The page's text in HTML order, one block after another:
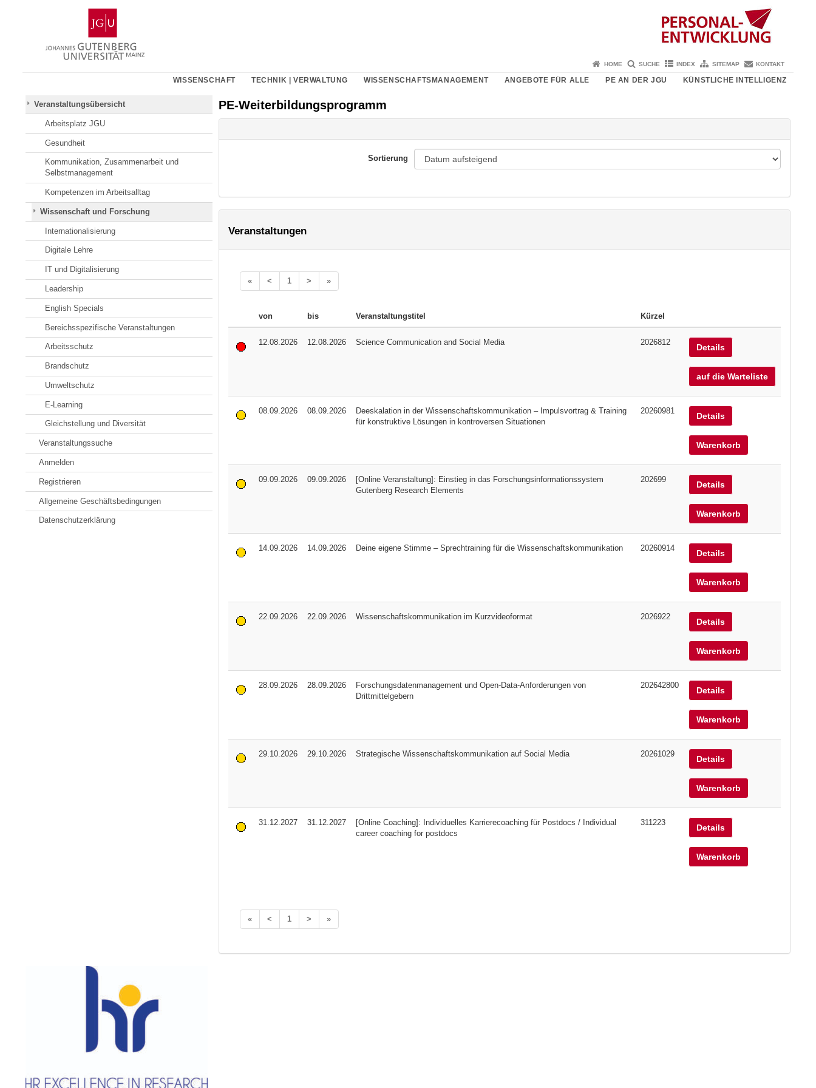
Gutenberg-
Universität
Mainz
HOME SUCHE INDEX SITEMAP KONTAKT
WISSENSCHAFT TECHNIK | VERWALTUNG WISSENSCHAFTSMANAGEMENT ANGEBOTE FÜR ALLE PE AN DER JGU KÜNSTLICHE INTELLIGENZ
Veranstaltungsübersicht
Arbeitsplatz JGU
Gesundheit
Kommunikation, Zusammenarbeit und
Selbstmanagement
Kompetenzen im Arbeitsalltag
Wissenschaft und Forschung
Internationalisierung
Digitale Lehre
IT und Digitalisierung
Leadership
English Specials
Bereichsspezifische Veranstaltungen
Arbeitsschutz
Brandschutz
Umweltschutz
E-Learning
Gleichstellung und Diversität
Veranstaltungssuche
Anmelden
Registrieren
Allgemeine Geschäftsbedingungen
Datenschutzerklärung
PE-Weiterbildungsprogramm
Sortierung
Veranstaltungen
« < 1 > »
von bis Veranstaltungstitel Kürzel
12.08.2026 12.08.2026 Science Communication and Social Media 2026812
Details
auf die Warteliste
08.09.2026 08.09.2026
Deeskalation in der Wissenschaftskommunikation – Impulsvortrag & Training
für konstruktive Lösungen in kontroversen Situationen
20260981
Details
Warenkorb
09.09.2026 09.09.2026
[Online Veranstaltung]: Einstieg in das Forschungsinformationssystem
Gutenberg Research Elements
202699
Details
Warenkorb
14.09.2026 14.09.2026 Deine eigene Stimme – Sprechtraining für die Wissenschaftskommunikation 20260914
Details
Warenkorb
22.09.2026 22.09.2026 Wissenschaftskommunikation im Kurzvideoformat 2026922
Details
Warenkorb
28.09.2026 28.09.2026
Forschungsdatenmanagement und Open-Data-Anforderungen von
Drittmittelgebern
202642800
Details
Warenkorb
29.10.2026 29.10.2026 Strategische Wissenschaftskommunikation auf Social Media 20261029
Details
Warenkorb
31.12.2027 31.12.2027
[Online Coaching]: Individuelles Karrierecoaching für Postdocs / Individual
career coaching for postdocs
311223
Details
Warenkorb
« < 1 > »